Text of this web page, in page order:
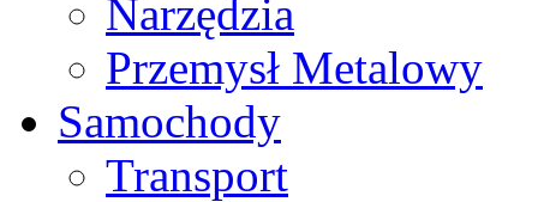
Narzędzia
Przemysł Metalowy
Samochody
Transport